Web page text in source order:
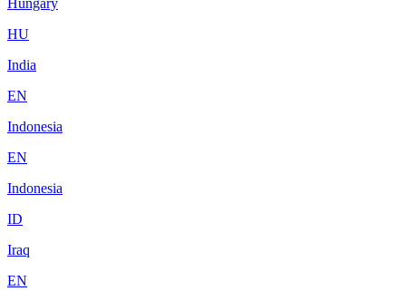
HU
India
EN
Indonesia
EN
Indonesia
ID
Iraq
EN